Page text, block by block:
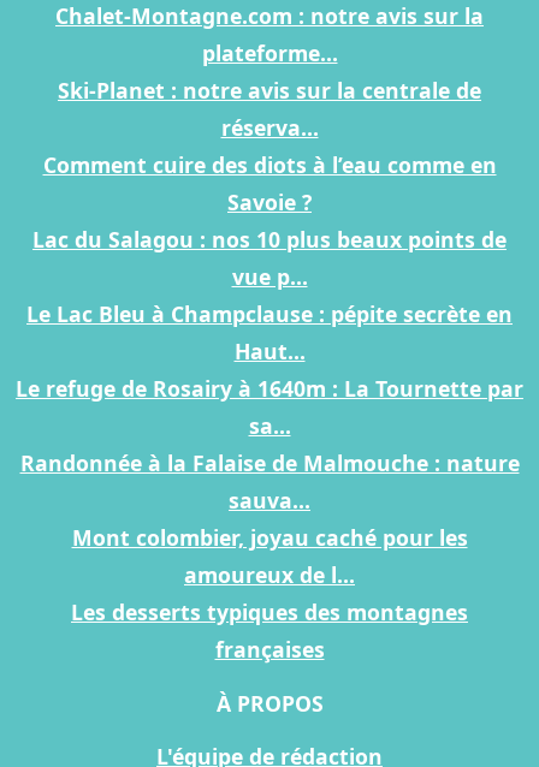
Chalet-Montagne.com : notre avis sur la
plateforme...
Ski-Planet : notre avis sur la centrale de
réserva...
Comment cuire des diots à l’eau comme en
Savoie ?
Lac du Salagou : nos 10 plus beaux points de
vue p...
Le Lac Bleu à Champclause : pépite secrète en
Haut...
Le refuge de Rosairy à 1640m : La Tournette par
sa...
Randonnée à la Falaise de Malmouche : nature
sauva...
Mont colombier, joyau caché pour les
amoureux de l...
Les desserts typiques des montagnes
françaises
À PROPOS
L'équipe de rédaction